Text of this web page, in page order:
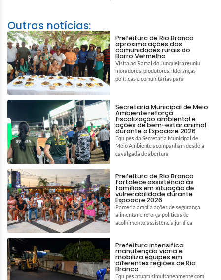
Outras notícias:
Prefeitura de Rio Branco
aproxima ações das
comunidades rurais do
Barro Vermelho
Visita ao Ramal do Junqueira reuniu
moradores, produtores, lideranças
políticas e comunitárias para
Secretaria Municipal de Meio
Ambiente reforça
fiscalização ambiental e
ações de bem-estar animal
durante a Expoacre 2026
Equipes da Secretaria Municipal de
Meio Ambiente acompanham desde a
cavalgada de abertura
Prefeitura de Rio Branco
fortalece assistência às
famílias em situação de
vulnerabilidade durante
Expoacre 2026
Parceria amplia ações de segurança
alimentar e reforça políticas de
acolhimento, assistência jurídica
Prefeitura intensifica
manutenção viária e
mobiliza equipes em
diferentes regiões de Rio
Branco
Equipes atuam simultaneamente com